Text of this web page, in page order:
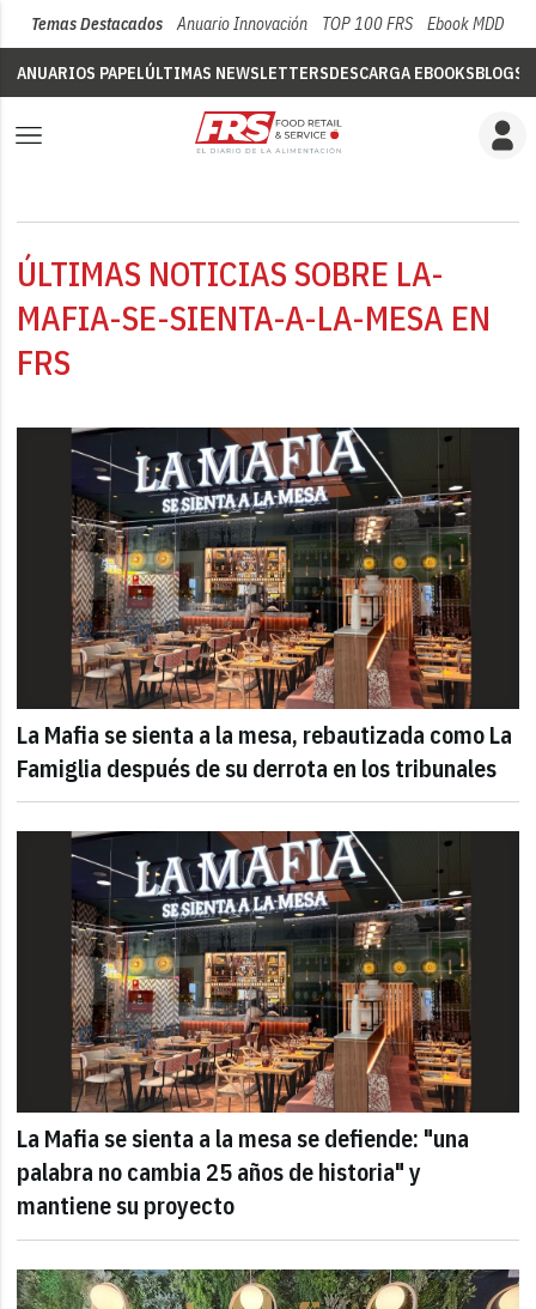
Temas Destacados Anuario Innovación TOP 100 FRS Ebook MDD
ANUARIOS PAPELÚLTIMAS NEWSLETTERSDESCARGA EBOOKSBLOGS
ÚLTIMAS NOTICIAS SOBRE LA-
MAFIA-SE-SIENTA-A-LA-MESA EN
FRS
La Mafia se sienta a la mesa, rebautizada como La
Famiglia después de su derrota en los tribunales
La Mafia se sienta a la mesa se defiende: "una
palabra no cambia 25 años de historia" y
mantiene su proyecto